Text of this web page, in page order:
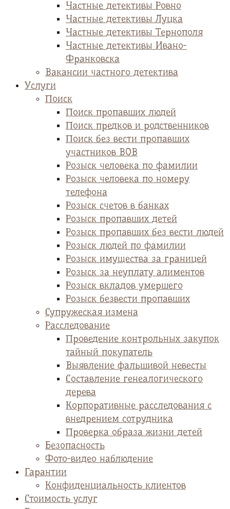
Частные детективы Ровно
Частные детективы Луцка
Частные детективы Тернополя
Частные детективы Ивано-
Франковска
Вакансии частного детектива
Услуги
Поиск
Поиск пропавших людей
Поиск предков и родственников
Поиск без вести пропавших
участников ВОВ
Розыск человека по фамилии
Розыск человека по номеру
телефона
Розыск счетов в банках
Розыск пропавших детей
Розыск пропавших без вести людей
Розыск людей по фамилии
Розыск имущества за границей
Розыск за неуплату алиментов
Розыск вкладов умершего
Розыск безвести пропавших
Супружеская измена
Расследование
Проведение контрольных закупок
тайный покупатель
Выявление фальшивой невесты
Cоставление генеалогического
дерева
Корпоративные расследования с
внедрением сотрудника
Проверка образа жизни детей
Безопасность
Фото-видео наблюдение
Гарантии
Конфиденциальность клиентов
Стоимость услуг